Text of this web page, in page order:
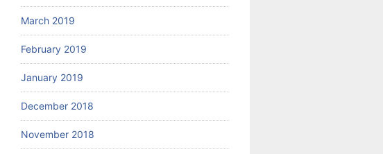
March 2019
February 2019
January 2019
December 2018
November 2018